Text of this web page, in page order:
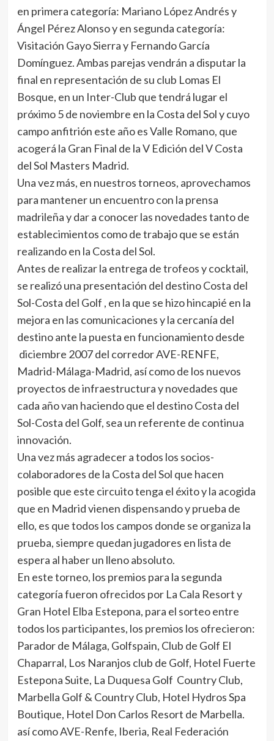
en primera categoría: Mariano López Andrés y
Ángel Pérez Alonso y en segunda categoría:
Visitación Gayo Sierra y Fernando García
Domínguez. Ambas parejas vendrán a disputar la
final en representación de su club Lomas El
Bosque, en un Inter-Club que tendrá lugar el
próximo 5 de noviembre en la Costa del Sol y cuyo
campo anfitrión este año es Valle Romano, que
acogerá la Gran Final de la V Edición del V Costa
del Sol Masters Madrid.
Una vez más, en nuestros torneos, aprovechamos
para mantener un encuentro con la prensa
madrileña y dar a conocer las novedades tanto de
establecimientos como de trabajo que se están
realizando en la Costa del Sol.
Antes de realizar la entrega de trofeos y cocktail,
se realizó una presentación del destino Costa del
Sol-Costa del Golf , en la que se hizo hincapié en la
mejora en las comunicaciones y la cercanía del
destino ante la puesta en funcionamiento desde
diciembre 2007 del corredor AVE-RENFE,
Madrid-Málaga-Madrid, así como de los nuevos
proyectos de infraestructura y novedades que
cada año van haciendo que el destino Costa del
Sol-Costa del Golf, sea un referente de continua
innovación.
Una vez más agradecer a todos los socios-
colaboradores de la Costa del Sol que hacen
posible que este circuito tenga el éxito y la acogida
que en Madrid vienen dispensando y prueba de
ello, es que todos los campos donde se organiza la
prueba, siempre quedan jugadores en lista de
espera al haber un lleno absoluto.
En este torneo, los premios para la segunda
categoría fueron ofrecidos por La Cala Resort y
Gran Hotel Elba Estepona, para el sorteo entre
todos los participantes, los premios los ofrecieron:
Parador de Málaga, Golfspain, Club de Golf El
Chaparral, Los Naranjos club de Golf, Hotel Fuerte
Estepona Suite, La Duquesa Golf Country Club,
Marbella Golf & Country Club, Hotel Hydros Spa
Boutique, Hotel Don Carlos Resort de Marbella.
así como AVE-Renfe, Iberia, Real Federación